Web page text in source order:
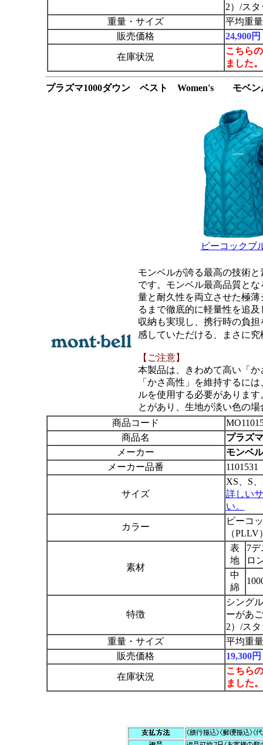
2）/ス
重量・サイズ
平均重
販売価格
24,900
在庫状況
こちら
ました。
プラズマ1000ダウン ベスト Women's モベン
ピーコックブ
モンベルが誇る最高の技術
です。モンベル最高品質と
量と耐久性を両立させた極
るまで徹底的に軽量性を追
収納も実現し、携行時の負
感していただける、まさに
【ご注意】
本製品は、きわめて高い「
「かさ高性」を維持するに
ルを使用する必要がありま
とがあり、生地が淡い色の
商品コード
商品名
プラズ
メーカー
モンベ
メーカー品番
1101531
サイズ
XS、S
詳しい
い。
カラー
ピーコ
（PLLV
素材
表
地
7
ロ
中
綿
特徴
シング
ーがあ
2）/ス
重量・サイズ
平均重
販売価格
19,300
在庫状況
こちら
ました。